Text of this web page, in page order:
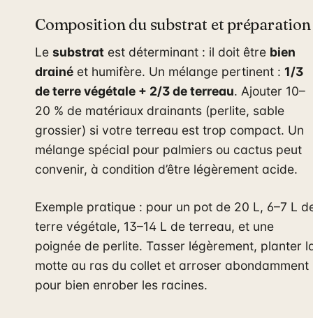
Composition du substrat et préparation
Le substrat est déterminant : il doit être bien
drainé et humifère. Un mélange pertinent : 1/3
de terre végétale + 2/3 de terreau. Ajouter 10–
20 % de matériaux drainants (perlite, sable
grossier) si votre terreau est trop compact. Un
mélange spécial pour palmiers ou cactus peut
convenir, à condition d’être légèrement acide.
Exemple pratique : pour un pot de 20 L, 6–7 L
terre végétale, 13–14 L de terreau, et une
poignée de perlite. Tasser légèrement, planter
motte au ras du collet et arroser abondamment
pour bien enrober les racines.